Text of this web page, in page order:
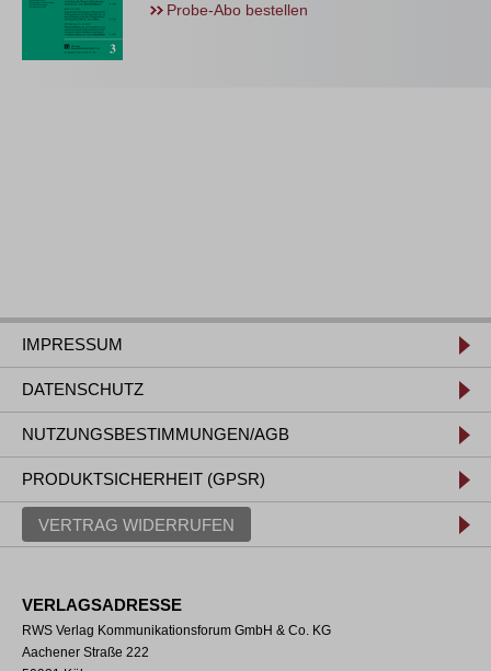
Probe-Abo bestellen
IMPRESSUM
DATENSCHUTZ
NUTZUNGSBESTIMMUNGEN/AGB
PRODUKTSICHERHEIT (GPSR)
VERTRAG WIDERRUFEN
VERLAGSADRESSE
RWS Verlag Kommunikationsforum GmbH & Co. KG
Aachener Straße 222